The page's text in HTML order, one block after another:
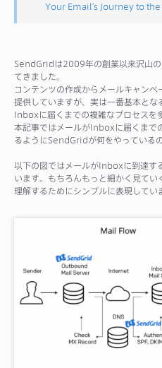
お役立ち情報
ドキュメント
Your Email’s Journey to
SendGridは2009年の創業以来沢山
てきました。
コンテンツの作成からメールキャン
提供していますが、実は一番基本とな
Inboxに届くまでの複雑なプロセスを
本記事ではメールがInboxに届くまで
るようにSendGridが何をやっている
以下の図ではメールがInboxに到達す
います。もちろんもっと細かく見て
理解するためにシンプルに表現してい